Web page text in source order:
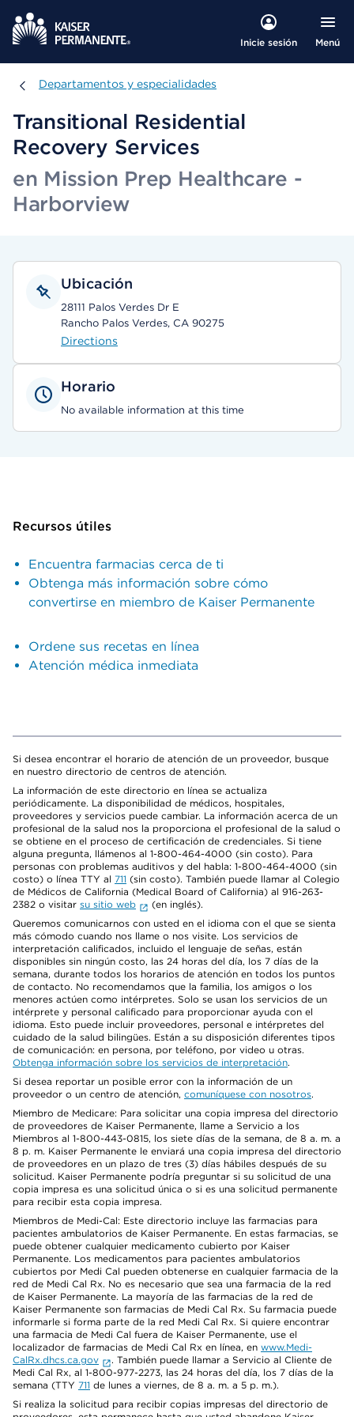
Inicie sesión Menú
Departamentos y especialidades
Departamentos y especialidades
Transitional Residential
Recovery Services
en Mission Prep Healthcare -
Harborview
Ubicación
28111 Palos Verdes Dr E
Rancho Palos Verdes, CA 90275
Directions
Horario
No available information at this time
Recursos útiles
Encuentra farmacias cerca de ti
Obtenga más información sobre cómo
convertirse en miembro de Kaiser Permanente
Ordene sus recetas en línea
Atención médica inmediata
Si desea encontrar el horario de atención de un proveedor, busque
en nuestro directorio de centros de atención.
La información de este directorio en línea se actualiza
periódicamente. La disponibilidad de médicos, hospitales,
proveedores y servicios puede cambiar. La información acerca de un
profesional de la salud nos la proporciona el profesional de la salud o
se obtiene en el proceso de certificación de credenciales. Si tiene
alguna pregunta, llámenos al 1-800-464-4000 (sin costo). Para
personas con problemas auditivos y del habla: 1-800-464-4000 (sin
costo) o línea TTY al 711 (sin costo). También puede llamar al Colegio
de Médicos de California (Medical Board of California) al 916-263-
2382 o visitar su sitio web
(en inglés).
Queremos comunicarnos con usted en el idioma con el que se sienta
más cómodo cuando nos llame o nos visite. Los servicios de
interpretación calificados, incluido el lenguaje de señas, están
disponibles sin ningún costo, las 24 horas del día, los 7 días de la
semana, durante todos los horarios de atención en todos los puntos
de contacto. No recomendamos que la familia, los amigos o los
menores actúen como intérpretes. Solo se usan los servicios de un
intérprete y personal calificado para proporcionar ayuda con el
idioma. Esto puede incluir proveedores, personal e intérpretes del
cuidado de la salud bilingües. Están a su disposición diferentes tipos
de comunicación: en persona, por teléfono, por video u otras.
Obtenga información sobre los servicios de interpretación.
Si desea reportar un posible error con la información de un
proveedor o un centro de atención, comuníquese con nosotros.
Miembro de Medicare: Para solicitar una copia impresa del directorio
de proveedores de Kaiser Permanente, llame a Servicio a los
Miembros al 1-800-443-0815, los siete días de la semana, de 8 a. m. a
8 p. m. Kaiser Permanente le enviará una copia impresa del directorio
de proveedores en un plazo de tres (3) días hábiles después de su
solicitud. Kaiser Permanente podría preguntar si su solicitud de una
copia impresa es una solicitud única o si es una solicitud permanente
para recibir esta copia impresa.
Miembros de Medi-Cal: Este directorio incluye las farmacias para
pacientes ambulatorios de Kaiser Permanente. En estas farmacias, se
puede obtener cualquier medicamento cubierto por Kaiser
Permanente. Los medicamentos para pacientes ambulatorios
cubiertos por Medi Cal pueden obtenerse en cualquier farmacia de la
red de Medi Cal Rx. No es necesario que sea una farmacia de la red
de Kaiser Permanente. La mayoría de las farmacias de la red de
Kaiser Permanente son farmacias de Medi Cal Rx. Su farmacia puede
informarle si forma parte de la red Medi Cal Rx. Si quiere encontrar
una farmacia de Medi Cal fuera de Kaiser Permanente, use el
localizador de farmacias de Medi Cal Rx en línea, en www.Medi-
CalRx.dhcs.ca.gov
. También puede llamar a Servicio al Cliente de
Medi Cal Rx, al 1-800-977-2273, las 24 horas del día, los 7 días de la
semana (TTY 711 de lunes a viernes, de 8 a. m. a 5 p. m.).
Si realiza la solicitud para recibir copias impresas del directorio de